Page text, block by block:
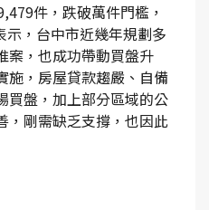
件，跌破萬件門檻，
，台中市近幾年規劃多
案，也成功帶動買盤升
施，房屋貸款趨嚴、自備
買盤，加上部分區域的公
，剛需缺乏支撐，也因此